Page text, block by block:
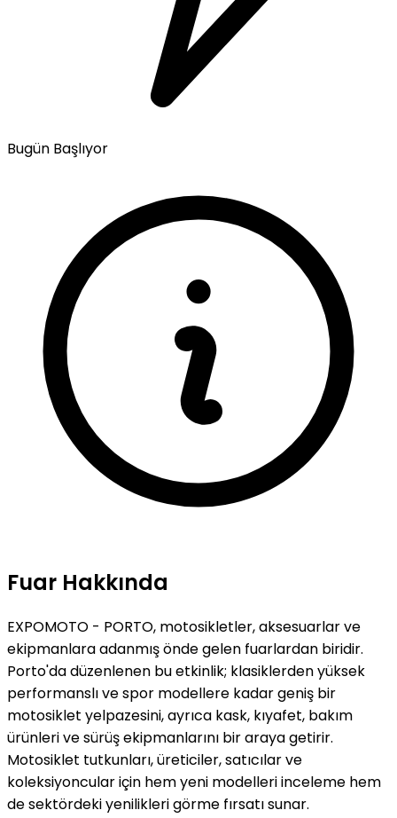
Bugün Başlıyor
Fuar Hakkında
EXPOMOTO - PORTO, motosikletler, aksesuarlar ve
ekipmanlara adanmış önde gelen fuarlardan biridir.
Porto'da düzenlenen bu etkinlik; klasiklerden yüksek
performanslı ve spor modellere kadar geniş bir
motosiklet yelpazesini, ayrıca kask, kıyafet, bakım
ürünleri ve sürüş ekipmanlarını bir araya getirir.
Motosiklet tutkunları, üreticiler, satıcılar ve
koleksiyoncular için hem yeni modelleri inceleme hem
de sektördeki yenilikleri görme fırsatı sunar.